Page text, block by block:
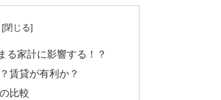
る家計に影響する！？
賃貸が有利か？
比較